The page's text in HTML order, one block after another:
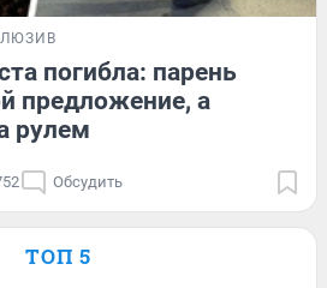
погибла: парень
предложение, а
рулем
Обсудить
ТОП 5